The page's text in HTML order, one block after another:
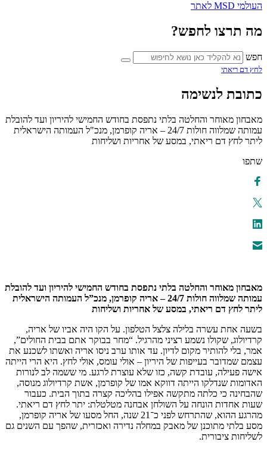
העולמי MSD לאתר
מה תרצו לחפש?
חפש
לחץ דם ריאתי
כתובת לנשימה
מאבחון מאוחר והחלטה בלתי נתפסת בחודש החמישי להיריון ועד להובלת
עמותה שמלווה חולות 24/7 – אריה קופרמן, מנכ"ל העמותה הישראלית
ליתר לחץ דם ריאתי, במסע של אחריות ושליחות
שתפו
מאבחון מאוחר והחלטה בלתי נתפסת בחודש החמישי להיריון ועד להובלת
עמותה שמלווה חולות 24/7 – אריה קופרמן, מנכ”ל העמותה הישראלית
ליתר לחץ דם ריאתי, במסע של אחריות ושליחות
בשעה אחת עשרה בלילה צלצל הטלפון. על הקו היה אביו של אריה,
קרדיולוג, שקולו נשמע רציני מהרגיל. “מחר בבוקר אתם בבית החולים”,
אמר, בלי להותיר מקום לדיון. עד אותו ערב ניסו אריה ואשתו לשכנע את
עצמם שמדובר בעייפות של היריון – אולי עומס, אולי לחץ. היא הרי הייתה
אישה פעילה, עובדת קשה, כזו שלא עוצרת לרגע. מי ששמה לב לנורות
האדומות שנדלקו הייתה דווקא אמו של קופרמן, אשת קרדיולוג מנוסה,
שהבחינה כי כלתה מתקשה אפילו בהליכה קצרה בתוך הבית. כעבור
שעות אחדות הונחה על השולחן אבחנה מטלטלת: יתר לחץ דם ריאתי.
מהרגע ההוא, שהתרחש לפני כ־21 שנה, החל מסעו של אריה קופרמן,
מסע בלתי מתוכנן של מאבק במחלה נדירה ואכזרית, שהפך עם השנים גם
לשליחות ציבורית.